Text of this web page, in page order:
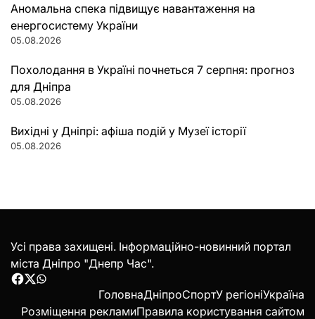
Аномальна спека підвищує навантаження на
енергосистему України
05.08.2026
Похолодання в Україні почнеться 7 серпня: прогноз
для Дніпра
05.08.2026
Вихідні у Дніпрі: афіша подій у Музеї історії
05.08.2026
Усі права захищені. Інформаційно-новинний портал
міста Дніпро "Днепр Час".
Facebook
Twitter
WhatsApp
ГоловнаДніпроСпортУ регіоніУкраїна
Розміщення рекламиПравила користування сайтом